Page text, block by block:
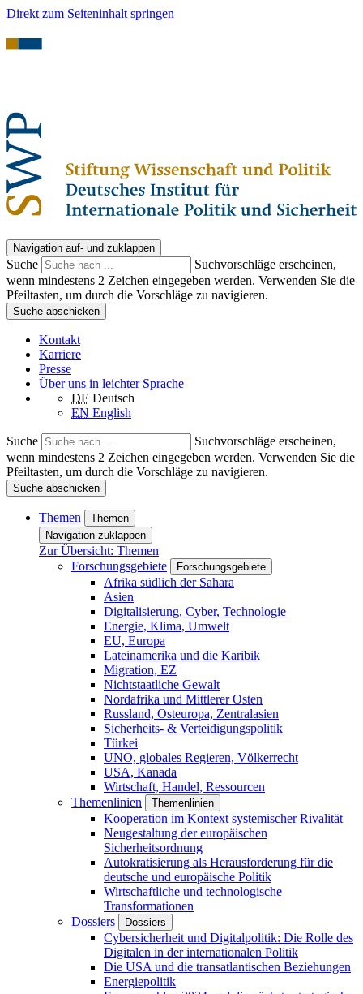
Direkt zum Seiteninhalt springen
Navigation auf- und zuklappen
Suche
Suchvorschläge erscheinen,
wenn mindestens 2 Zeichen eingegeben werden. Verwenden Sie die
Pfeiltasten, um durch die Vorschläge zu navigieren.
Suche abschicken
Kontakt
Karriere
Presse
Über uns in leichter Sprache
DE Deutsch
EN English
Suche
Suchvorschläge erscheinen,
wenn mindestens 2 Zeichen eingegeben werden. Verwenden Sie die
Pfeiltasten, um durch die Vorschläge zu navigieren.
Suche abschicken
Themen
Themen
Navigation zuklappen
Zur Übersicht: Themen
Forschungsgebiete
Forschungsgebiete
Afrika südlich der Sahara
Asien
Digitalisierung, Cyber, Technologie
Energie, Klima, Umwelt
EU, Europa
Lateinamerika und die Karibik
Migration, EZ
Nichtstaatliche Gewalt
Nordafrika und Mittlerer Osten
Russland, Osteuropa, Zentralasien
Sicherheits- & Verteidigungspolitik
Türkei
UNO, globales Regieren, Völkerrecht
USA, Kanada
Wirtschaft, Handel, Ressourcen
Themenlinien
Themenlinien
Kooperation im Kontext systemischer Rivalität
Neugestaltung der europäischen
Sicherheitsordnung
Autokratisierung als Herausforderung für die
deutsche und europäische Politik
Wirtschaftliche und technologische
Transformationen
Dossiers
Dossiers
Cybersicherheit und Digitalpolitik: Die Rolle des
Digitalen in der internationalen Politik
Die USA und die transatlantischen Beziehungen
Energiepolitik